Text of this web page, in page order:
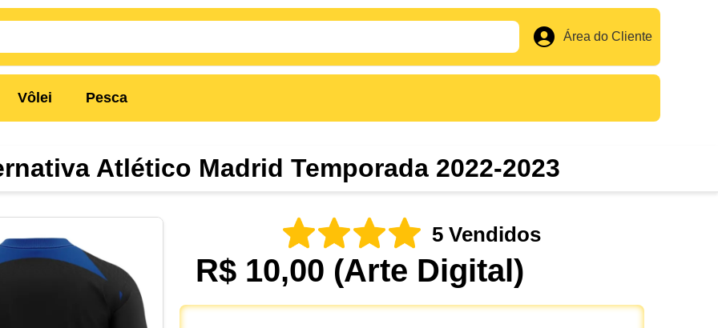
Área do Cliente
Vôlei Pesca
Atlético Madrid Temporada 2022-2023
5 Vendidos
R$ 10,00 (Arte Digital)